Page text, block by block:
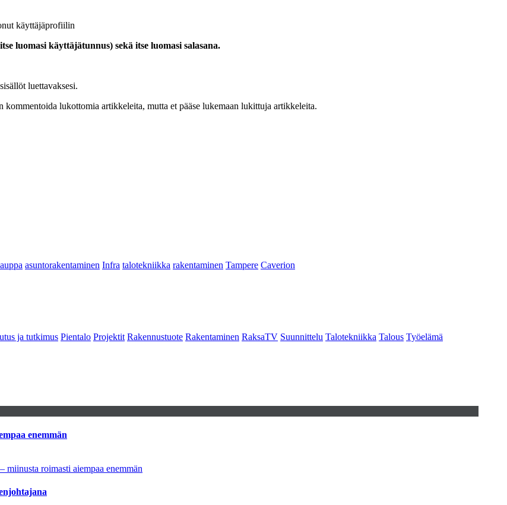
käyttäjäprofiilin
luomasi käyttäjätunnus) sekä itse luomasi salasana.
luettavaksesi.
lukottomia artikkeleita, mutta et pääse lukemaan lukittuja artikkeleita.
asuntorakentaminen Infra talotekniikka rakentaminen Tampere Caverion
ja tutkimus Pientalo Projektit Rakennustuote Rakentaminen RaksaTV Suunnittelu Talotekniikka Talous Työelämä
enemmän
roimasti aiempaa enemmän